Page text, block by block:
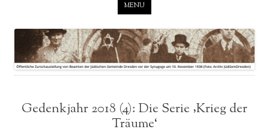
MENU
Gedenkjahr 2018 (4): Die Serie ‚Krieg der
Träume‘